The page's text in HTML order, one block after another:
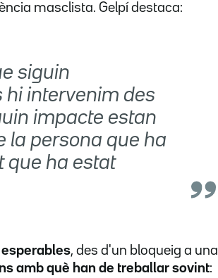
masclista. Gelpí destaca:
siguin
hi intervenim des
impacte estan
la persona que ha
que ha estat
, des d'un bloqueig a una
amb què han de treballar sovint: